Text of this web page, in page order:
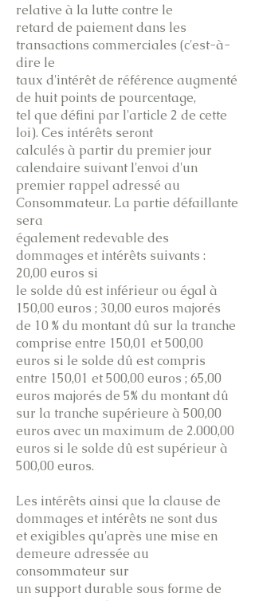
relative à la lutte contre le
retard de paiement dans les
transactions commerciales (c'est-à-
dire le
taux d'intérêt de référence augmenté
de huit points de pourcentage,
tel que défini par l'article 2 de cette
loi). Ces intérêts seront
calculés à partir du premier jour
calendaire suivant l'envoi d'un
premier rappel adressé au
Consommateur. La partie défaillante
sera
également redevable des
dommages et intérêts suivants :
20,00 euros si
le solde dû est inférieur ou égal à
150,00 euros ; 30,00 euros majorés
de 10 % du montant dû sur la tranche
comprise entre 150,01 et 500,00
euros si le solde dû est compris
entre 150,01 et 500,00 euros ; 65,00
euros majorés de 5% du montant dû
sur la tranche supérieure à 500,00
euros avec un maximum de 2.000,00
euros si le solde dû est supérieur à
500,00 euros.
Les intérêts ainsi que la clause de
dommages et intérêts ne sont dus
et exigibles qu'après une mise en
demeure adressée au
consommateur sur
un support durable sous forme de